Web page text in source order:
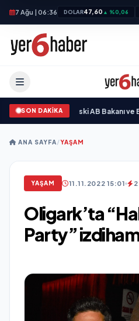
7 Ağu | 06:36 DOLAR47,60 ▲ %0,06
SON DAKİKA
Galimidi, Eski AB Bakanı ve
ANA SAYFA/YAŞAM
YAŞAM 11.11.2022 15:01
Oligark’ta
Party”